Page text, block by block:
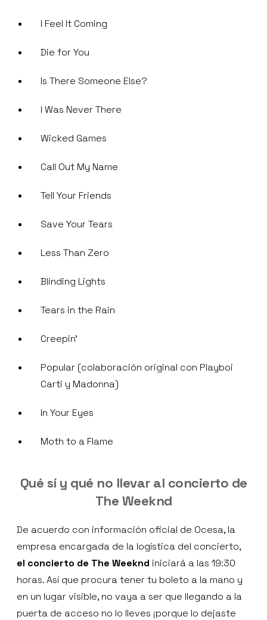
I Feel It Coming
Die for You
Is There Someone Else?
I Was Never There
Wicked Games
Call Out My Name
Tell Your Friends
Save Your Tears
Less Than Zero
Blinding Lights
Tears in the Rain
Creepin’
Popular (colaboración original con Playboi
Carti y Madonna)
In Your Eyes
Moth to a Flame
Qué sí y qué no llevar al concierto de
The Weeknd
De acuerdo con información oficial de Ocesa, la
empresa encargada de la logística del concierto,
el concierto de The Weeknd iniciará a las 19:30
horas. Así que procura tener tu boleto a la mano y
en un lugar visible, no vaya a ser que llegando a la
puerta de acceso no lo lleves ¡porque lo dejaste